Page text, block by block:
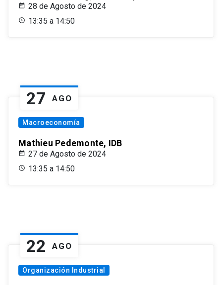
28 de Agosto de 2024
13:35 a 14:50
27 AGO
Macroeconomía
Mathieu Pedemonte, IDB
27 de Agosto de 2024
13:35 a 14:50
22 AGO
Organización Industrial